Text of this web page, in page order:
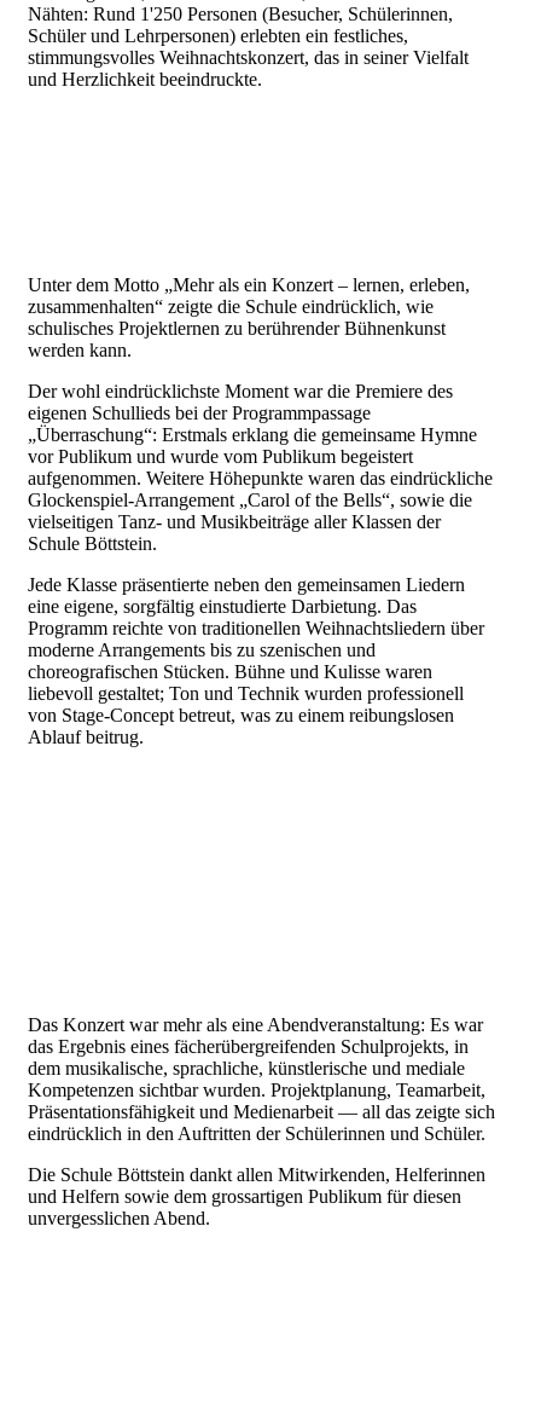
Nähten: Rund 1'250 Personen (Besucher, Schülerinnen,
Schüler und Lehrpersonen) erlebten ein festliches,
stimmungsvolles Weihnachtskonzert, das in seiner Vielfalt
und Herzlichkeit beeindruckte.
Unter dem Motto „Mehr als ein Konzert – lernen, erleben,
zusammenhalten“ zeigte die Schule eindrücklich, wie
schulisches Projektlernen zu berührender Bühnenkunst
werden kann.
Der wohl eindrücklichste Moment war die Premiere des
eigenen Schullieds bei der Programmpassage
„Überraschung“: Erstmals erklang die gemeinsame Hymne
vor Publikum und wurde vom Publikum begeistert
aufgenommen. Weitere Höhepunkte waren das eindrückliche
Glockenspiel‑Arrangement „Carol of the Bells“, sowie die
vielseitigen Tanz‑ und Musikbeiträge aller Klassen der
Schule Böttstein.
Jede Klasse präsentierte neben den gemeinsamen Liedern
eine eigene, sorgfältig einstudierte Darbietung. Das
Programm reichte von traditionellen Weihnachtsliedern über
moderne Arrangements bis zu szenischen und
choreografischen Stücken. Bühne und Kulisse waren
liebevoll gestaltet; Ton und Technik wurden professionell
von Stage‑Concept betreut, was zu einem reibungslosen
Ablauf beitrug.
Das Konzert war mehr als eine Abendveranstaltung: Es war
das Ergebnis eines fächerübergreifenden Schulprojekts, in
dem musikalische, sprachliche, künstlerische und mediale
Kompetenzen sichtbar wurden. Projektplanung, Teamarbeit,
Präsentationsfähigkeit und Medienarbeit — all das zeigte sich
eindrücklich in den Auftritten der Schülerinnen und Schüler.
Die Schule Böttstein dankt allen Mitwirkenden, Helferinnen
und Helfern sowie dem grossartigen Publikum für diesen
unvergesslichen Abend.